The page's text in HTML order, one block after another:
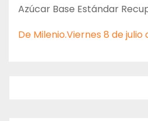
Azúcar Base Estándar
De Milenio.Viernes 8 de julio